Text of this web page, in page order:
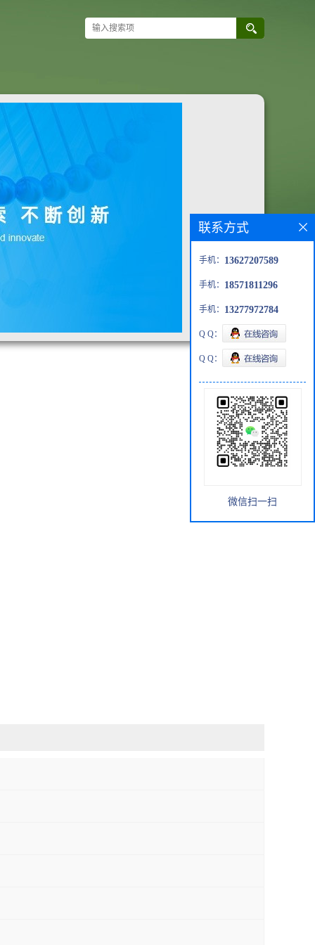
联系方式
手机： 13627207589
手机： 18571811296
手机： 13277972784
Q Q：
Q Q：
微信扫一扫